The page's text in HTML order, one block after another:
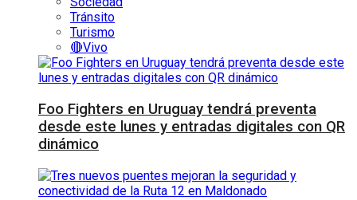
Tránsito
Turismo
🔴Vivo
Foo Fighters en Uruguay tendrá preventa
desde este lunes y entradas digitales con QR
dinámico